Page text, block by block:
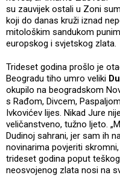
su zauvijek ostali u Zoni
koji do danas kruži iznad
mitološkim sandukom
europskog i svjetskog zlata.
Trideset godina prošlo je
Beogradu tiho umro veliki
okupilo na beogradskom
s Rađom, Divcem,
Ivkovićev lijes. Nikad Jure
veličanstveno, tužno ljeto.
Dudinoj sahrani, jer sam ih
novinarima povjeriti
trideset godina poput
neosvojenog zlata nosi na